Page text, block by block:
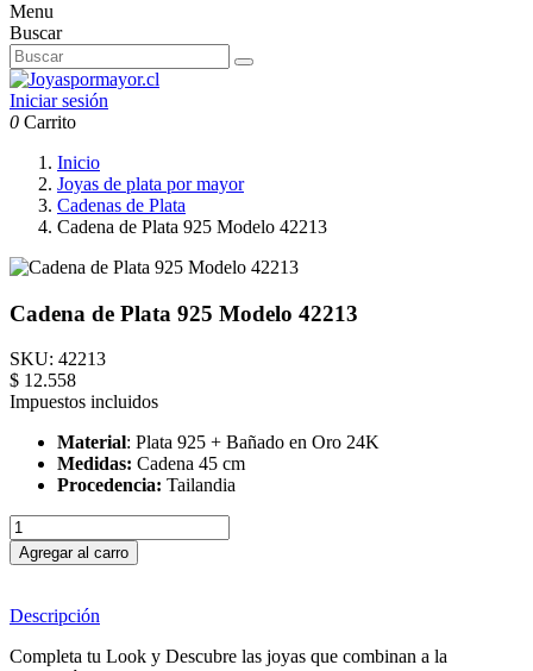
Menu
Buscar
Iniciar sesión
0 Carrito
Inicio
Joyas de plata por mayor
Cadenas de Plata
Cadena de Plata 925 Modelo 42213
Cadena de Plata 925 Modelo 42213
SKU: 42213
$ 12.558
Impuestos incluidos
Material: Plata 925 + Bañado en Oro 24K
Medidas: Cadena 45 cm
Procedencia: Tailandia
Agregar al carro
Descripción
Completa tu Look y Descubre las joyas que combinan a la